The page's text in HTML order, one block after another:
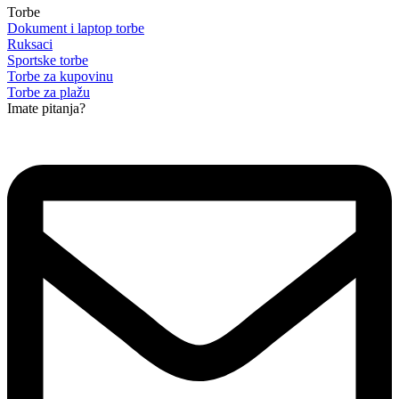
Torbe
Dokument i laptop torbe
Ruksaci
Sportske torbe
Torbe za kupovinu
Torbe za plažu
Imate pitanja?